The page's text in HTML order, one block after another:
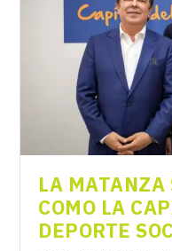
LA MATANZA
COMO LA
DEPORTE